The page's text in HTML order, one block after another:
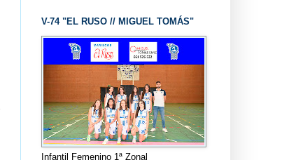
V-74 "EL RUSO // MIGUEL TOMÁS"
Infantil Femenino 1ª Zonal